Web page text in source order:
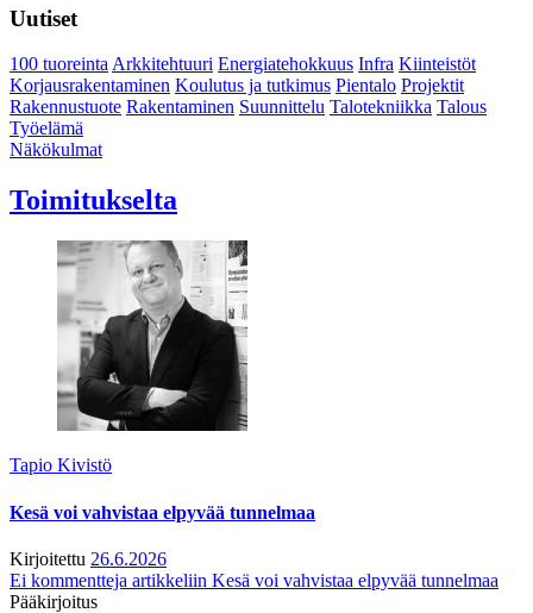
Uutiset
100 tuoreintaArkkitehtuuri Energiatehokkuus Infra Kiinteistöt
Korjausrakentaminen Koulutus ja tutkimus Pientalo Projektit
Rakennustuote Rakentaminen Suunnittelu Talotekniikka Talous
Työelämä
Näkökulmat
Toimitukselta
Tapio Kivistö
Kesä voi vahvistaa elpyvää tunnelmaa
Kirjoitettu 26.6.2026
Ei kommentteja artikkeliin Kesä voi vahvistaa elpyvää tunnelmaa
Pääkirjoitus